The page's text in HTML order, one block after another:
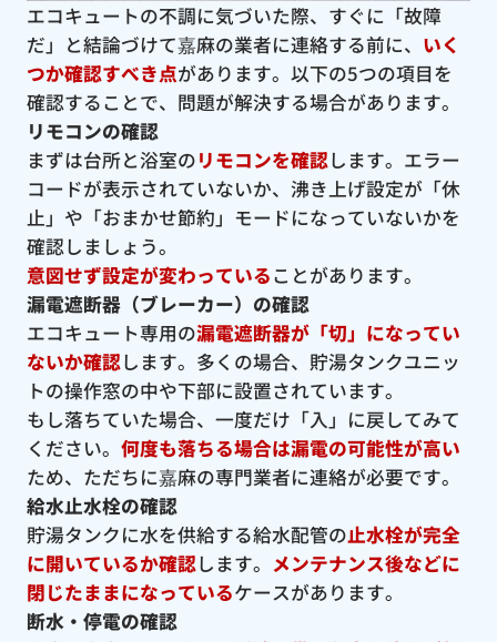
エコキュートの不調に気づいた際、すぐに「故障
だ」と結論づけて嘉麻の業者に連絡する前に、 いく
つか確認すべき点があります。以下の5つの項目を
確認することで、問題が解決する場合があります。
リモコンの確認
まずは台所と浴室のリモコンを確認します。エラー
コードが表示されていないか、沸き上げ設定が「休
止」や「おまかせ節約」モードになっていないかを
確認しましょう。
意図せず設定が変わっていることがあります。
漏電遮断器（ブレーカー）の確認
エコキュート専用の漏電遮断器が「切」になってい
ないか確認します。多くの場合、貯湯タンクユニッ
トの操作窓の中や下部に設置されています。
もし落ちていた場合、一度だけ「入」に戻してみて
ください。 何度も落ちる場合は漏電の可能性が高い
ため、ただちに嘉麻の専門業者に連絡が必要です。
給水止水栓の確認
貯湯タンクに水を供給する給水配管の止水栓が完全
に開いているか確認します。 メンテナンス後などに
閉じたままになっているケースがあります。
断水・停電の確認